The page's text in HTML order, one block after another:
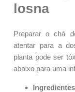
losna
Preparar o chá
atentar para a
planta pode ser
abaixo para uma
Ingredientes